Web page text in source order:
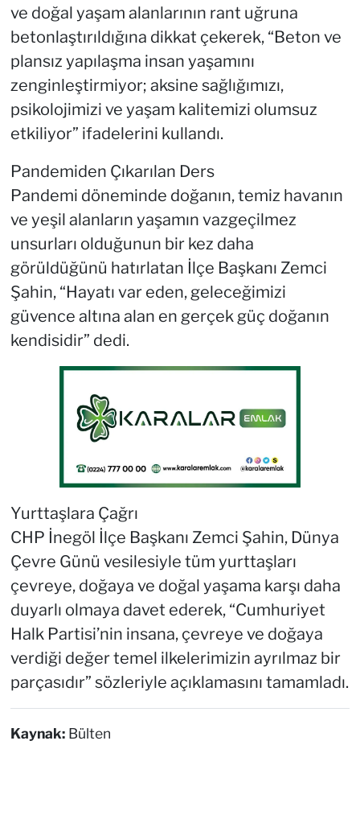
ve doğal yaşam alanlarının rant uğruna
betonlaştırıldığına dikkat çekerek, “Beton ve
plansız yapılaşma insan yaşamını
zenginleştirmiyor; aksine sağlığımızı,
psikolojimizi ve yaşam kalitemizi olumsuz
etkiliyor” ifadelerini kullandı.
Pandemiden Çıkarılan Ders
Pandemi döneminde doğanın, temiz havanın
ve yeşil alanların yaşamın vazgeçilmez
unsurları olduğunun bir kez daha
görüldüğünü hatırlatan İlçe Başkanı Zemci
Şahin, “Hayatı var eden, geleceğimizi
güvence altına alan en gerçek güç doğanın
kendisidir” dedi.
Yurttaşlara Çağrı
CHP İnegöl İlçe Başkanı Zemci Şahin, Dünya
Çevre Günü vesilesiyle tüm yurttaşları
çevreye, doğaya ve doğal yaşama karşı daha
duyarlı olmaya davet ederek, “Cumhuriyet
Halk Partisi’nin insana, çevreye ve doğaya
verdiği değer temel ilkelerimizin ayrılmaz bir
parçasıdır” sözleriyle açıklamasını tamamladı.
Kaynak: Bülten